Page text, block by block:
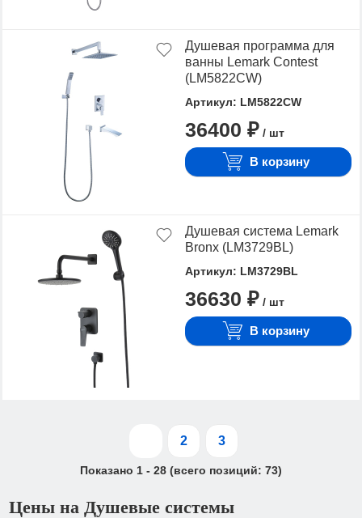
Душевая программа для
ванны Lemark Contest
(LM5822CW)
Артикул: LM5822CW
36400 ₽ / шт
В корзину
Душевая система Lemark
Bronx (LM3729BL)
Артикул: LM3729BL
36630 ₽ / шт
В корзину
2 3
Показано 1 - 28 (всего позиций: 73)
Цены на Душевые системы